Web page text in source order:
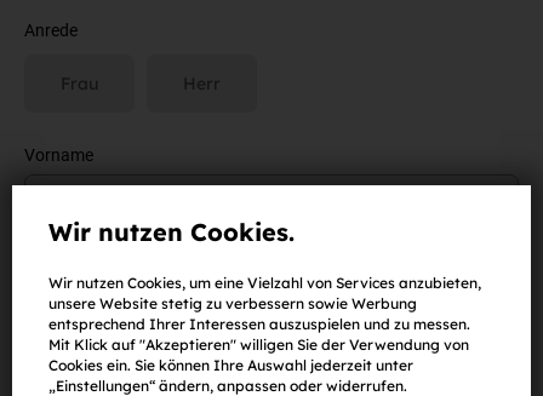
Anrede
Frau Herr
Vorname
E-Mail-Adresse
Wir nutzen Cookies.
Wir nutzen Cookies, um eine Vielzahl von Services anzubieten,
unsere Website stetig zu verbessern sowie Werbung
entsprechend Ihrer Interessen auszuspielen und zu messen.
Mit Klick auf "Akzeptieren" willigen Sie der Verwendung von
Cookies ein. Sie können Ihre Auswahl jederzeit unter
„Einstellungen“ ändern, anpassen oder widerrufen.